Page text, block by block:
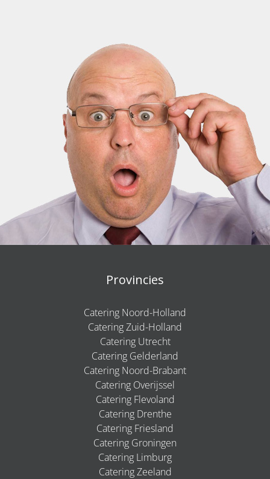
Provincies
Catering Noord-Holland
Catering Zuid-Holland
Catering Utrecht
Catering Gelderland
Catering Noord-Brabant
Catering Overijssel
Catering Flevoland
Catering Drenthe
Catering Friesland
Catering Groningen
Catering Limburg
Catering Zeeland